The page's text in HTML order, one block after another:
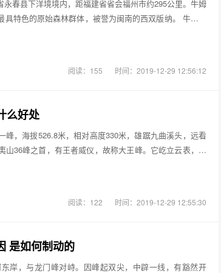
春县下洋境境内，距福建省省会福州市约295公里。牛姆
特色的原始森林群体，被誉为闽南的西双版纳。 牛姆林
阅读：155 时间：2019-12-29 12:56:12
么好处
峰，海拔526.8米，相对高度330米，雄踞九曲溪头，远看
山36峰之首，有王者威仪，故称大王峰。它屹立云表，如
阅读：122 时间：2019-12-29 12:55:30
是如何制动的
岸，与龙门峰对峙。因峰起双尖，中辟一线，有豁然开